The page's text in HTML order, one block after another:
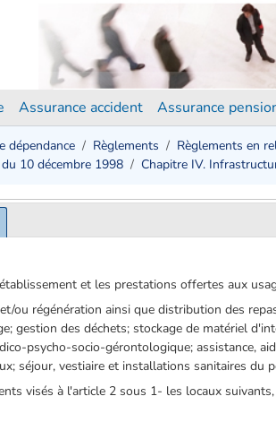
Assurance accident Assurance
dépendance Règlements
Règlements en
10 décembre 1998
Chapitre IV.
et les prestations offertes aux
ou régénération ainsi que distribution des
gestion des déchets; stockage de matériel
psycho-socio-gérontologique; assistance,
séjour, vestiaire et installations sanitaires du
visés à l'article 2 sous 1- les locaux